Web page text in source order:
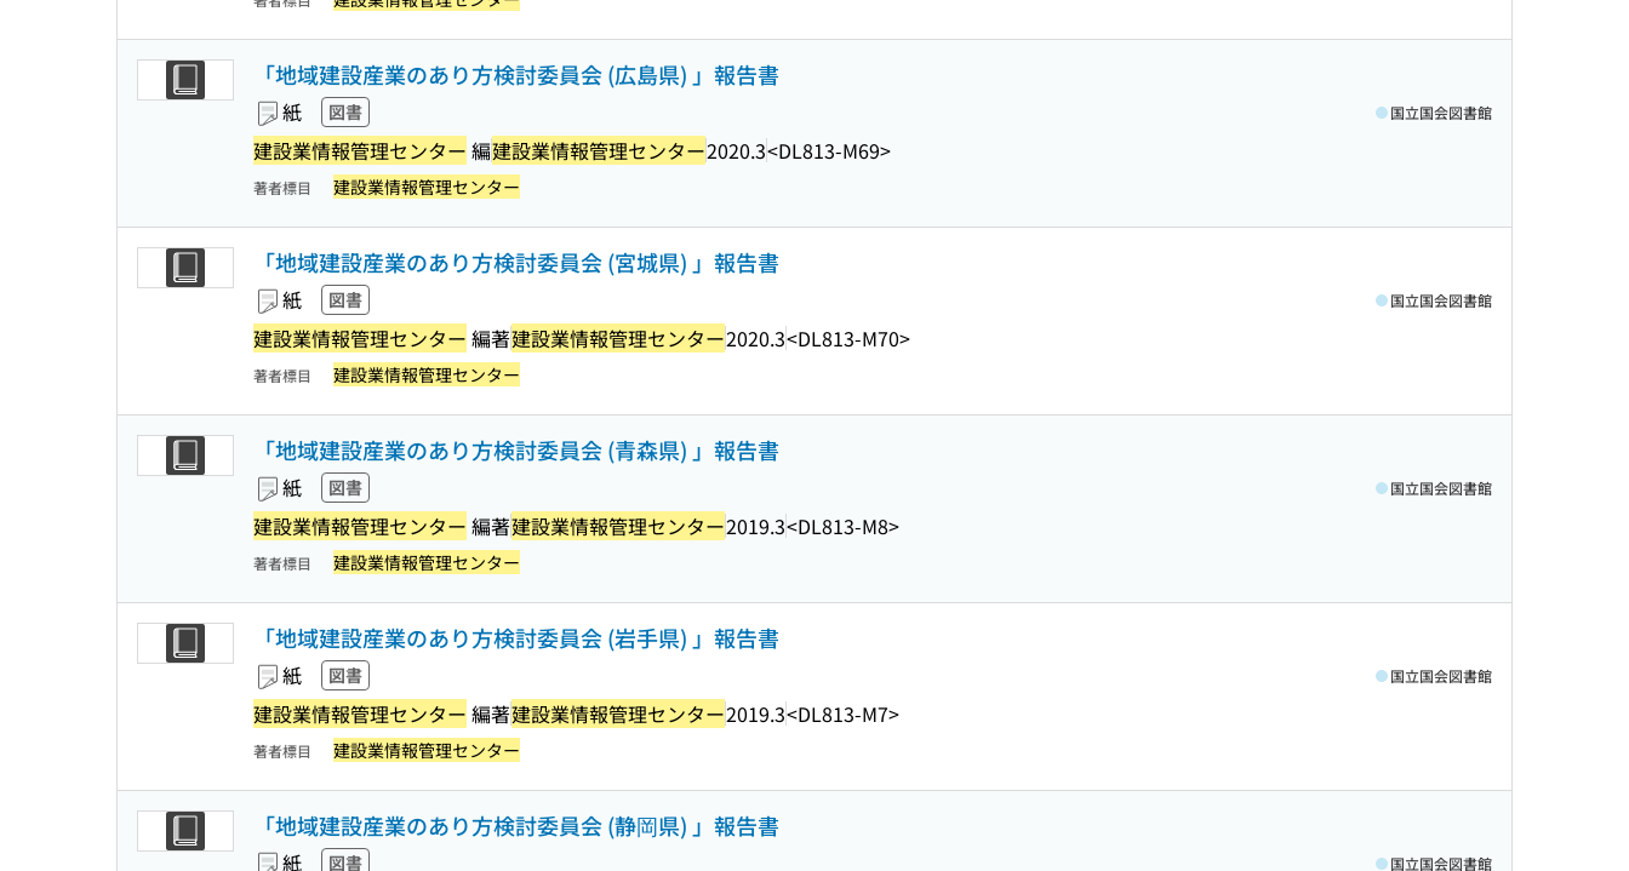
「地域建設産業のあり方検討委員会 (広島県) 」報告書
紙 図書
建設業情報管理センター 編建設業情報管理センター2020.3<DL813-M69>
国立国会図書館
著者標目 建設業情報管理センター
「地域建設産業のあり方検討委員会 (宮城県) 」報告書
紙 図書
建設業情報管理センター 編著建設業情報管理センター2020.3<DL813-M70>
国立国会図書館
著者標目 建設業情報管理センター
「地域建設産業のあり方検討委員会 (青森県) 」報告書
紙 図書
建設業情報管理センター 編著建設業情報管理センター2019.3<DL813-M8>
国立国会図書館
著者標目 建設業情報管理センター
「地域建設産業のあり方検討委員会 (岩手県) 」報告書
紙 図書
建設業情報管理センター 編著建設業情報管理センター2019.3<DL813-M7>
国立国会図書館
著者標目 建設業情報管理センター
「地域建設産業のあり方検討委員会 (静岡県) 」報告書
紙 図書 国立国会図書館